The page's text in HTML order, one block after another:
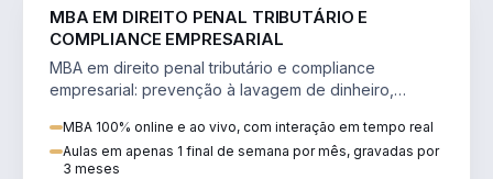
MBA EM DIREITO PENAL TRIBUTÁRIO E
COMPLIANCE EMPRESARIAL
MBA em direito penal tributário e compliance
empresarial: prevenção à lavagem de dinheiro,
MBA 100% online e ao vivo, com interação em tempo real
Aulas em apenas 1 final de semana por mês, gravadas por
3 meses